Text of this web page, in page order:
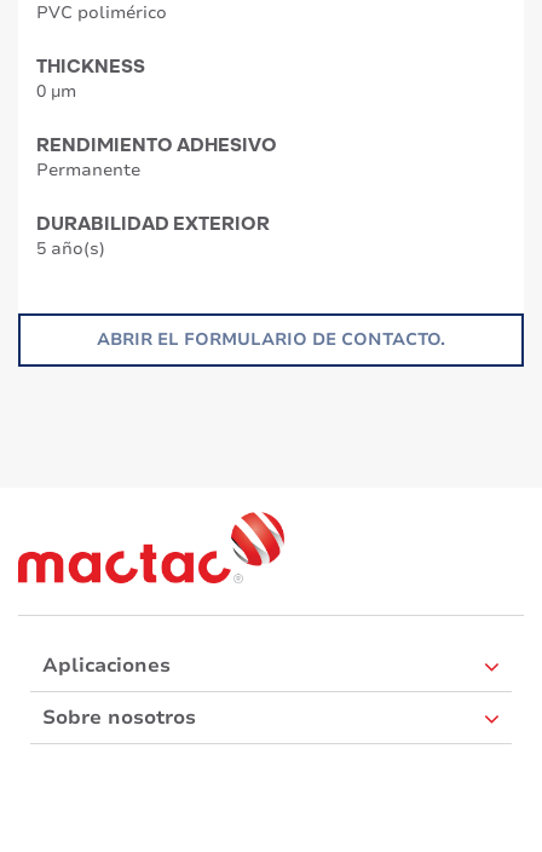
PVC polimérico
THICKNESS
0 µm
RENDIMIENTO ADHESIVO
Permanente
DURABILIDAD EXTERIOR
5 año(s)
ABRIR EL FORMULARIO DE CONTACTO.
Aplicaciones
Sobre nosotros